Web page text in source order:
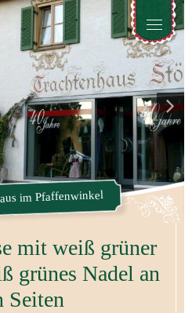
Toggle
im Pfaffenwinkel
mit weiß grüner
grünes Nadel an
Seiten